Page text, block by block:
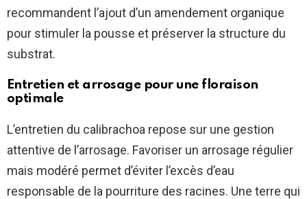
recommandent l’ajout d’un amendement organique
pour stimuler la pousse et préserver la structure du
substrat.
Entretien et arrosage pour une floraison
optimale
L’entretien du calibrachoa repose sur une gestion
attentive de l’arrosage. Favoriser un arrosage régulier
mais modéré permet d’éviter l’excès d’eau
responsable de la pourriture des racines. Une terre qui